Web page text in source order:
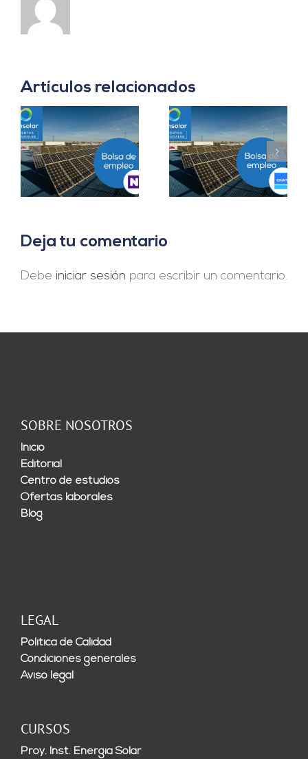
Artículos relacionados
Project Manager en
Madrid
Prácticas
Departamento
Ingeniería B2B en
Sevilla
Deja tu comentario
Debe iniciar sesión para escribir un comentario.
SOBRE NOSOTROS
Inicio
Editorial
Centro de estudios
Ofertas laborales
Blog
LEGAL
Política de Calidad
Condiciones generales
Aviso legal
CURSOS
Proy. Inst. Energía Solar